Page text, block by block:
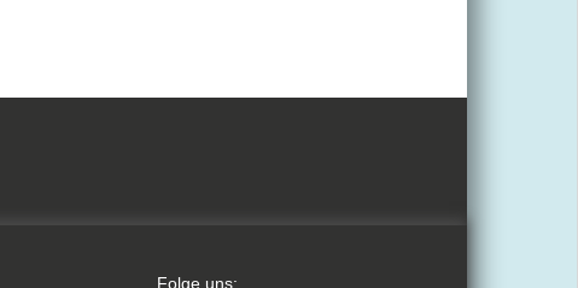
Folge uns: